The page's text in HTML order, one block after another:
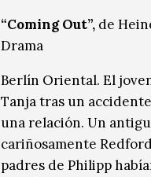
“Coming Out”, de
Drama
Berlín Oriental. El
Tanja tras un
una relación. Un
cariñosamente
padres de Philipp